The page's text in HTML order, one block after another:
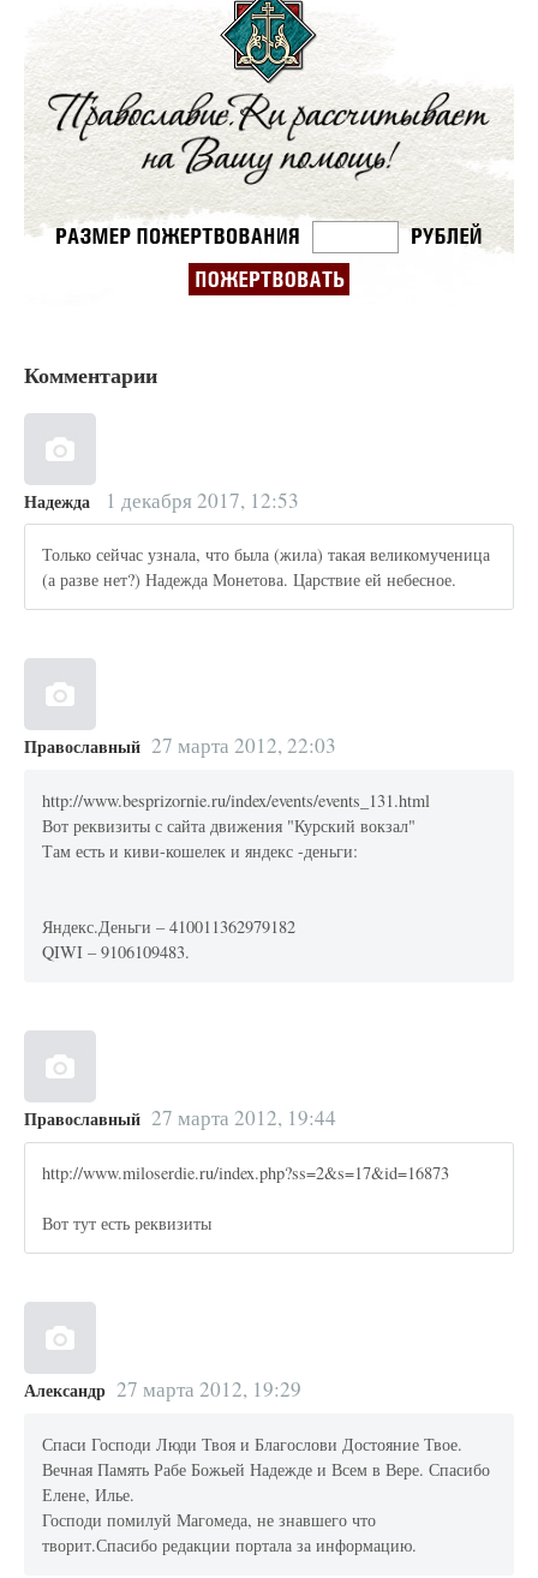
Комментарии
Надежда 1 декабря 2017, 12:53
Только сейчас узнала, что была (жила) такая великомученица
(а разве нет?) Надежда Монетова. Царствие ей небесное.
Православный 27 марта 2012, 22:03
http://www.besprizornie.ru/index/events/events_131.html
Вот реквизиты с сайта движения "Курский вокзал"
Там есть и киви-кошелек и яндекс -деньги:
Яндекс.Деньги – 410011362979182
QIWI – 9106109483.
Православный 27 марта 2012, 19:44
http://www.miloserdie.ru/index.php?ss=2&s=17&id=16873
Вот тут есть реквизиты
Александр 27 марта 2012, 19:29
Спаси Господи Люди Твоя и Благослови Достояние Твое.
Вечная Память Рабе Божьей Надежде и Всем в Вере. Спасибо
Елене, Илье.
Господи помилуй Магомеда, не знавшего что
творит.Спасибо редакции портала за информацию.